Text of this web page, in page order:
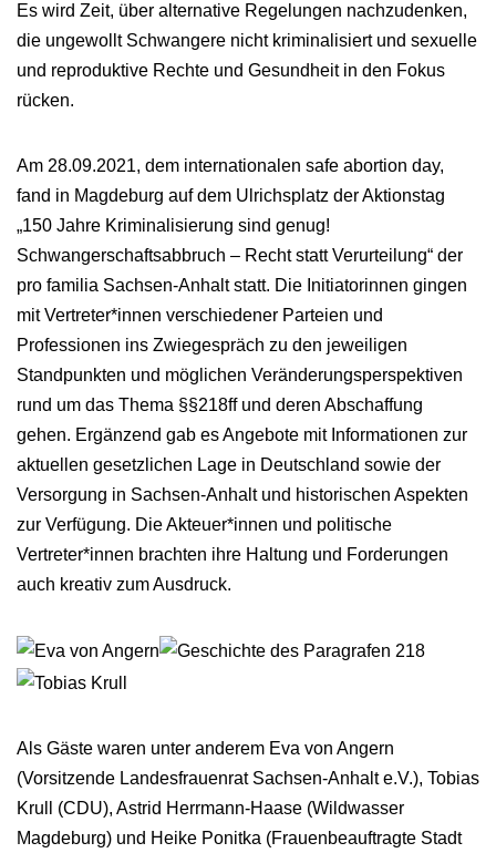
Es wird Zeit, über alternative Regelungen nachzudenken,
die ungewollt Schwangere nicht kriminalisiert und sexuelle
und reproduktive Rechte und Gesundheit in den Fokus
rücken.
Am 28.09.2021, dem internationalen safe abortion day,
fand in Magdeburg auf dem Ulrichsplatz der Aktionstag
„150 Jahre Kriminalisierung sind genug!
Schwangerschaftsabbruch – Recht statt Verurteilung“ der
pro familia Sachsen-Anhalt statt. Die Initiatorinnen gingen
mit Vertreter*innen verschiedener Parteien und
Professionen ins Zwiegespräch zu den jeweiligen
Standpunkten und möglichen Veränderungsperspektiven
rund um das Thema §§218ff und deren Abschaffung
gehen. Ergänzend gab es Angebote mit Informationen zur
aktuellen gesetzlichen Lage in Deutschland sowie der
Versorgung in Sachsen-Anhalt und historischen Aspekten
zur Verfügung. Die Akteuer*innen und politische
Vertreter*innen brachten ihre Haltung und Forderungen
auch kreativ zum Ausdruck.
Als Gäste waren unter anderem Eva von Angern
(Vorsitzende Landesfrauenrat Sachsen-Anhalt e.V.), Tobias
Krull (CDU), Astrid Herrmann-Haase (Wildwasser
Magdeburg) und Heike Ponitka (Frauenbeauftragte Stadt